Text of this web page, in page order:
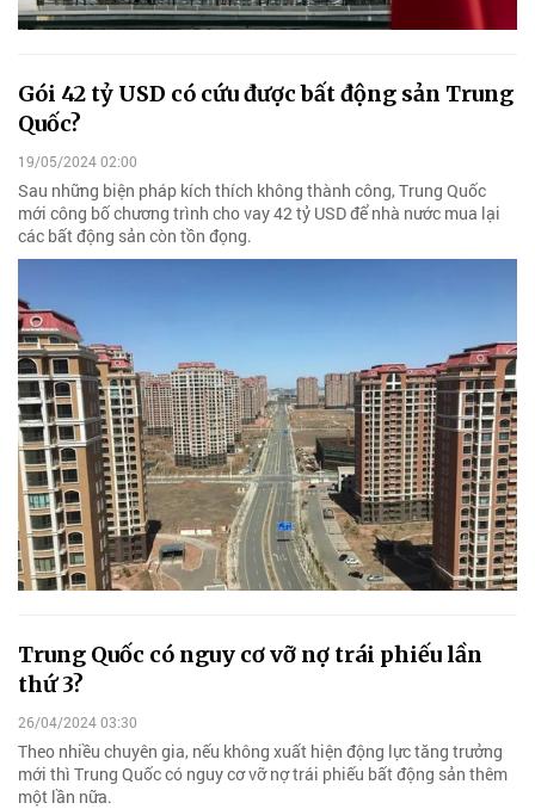
Gói 42 tỷ USD có cứu được bất động sản Trung
Quốc?
19/05/2024 02:00
Sau những biện pháp kích thích không thành công, Trung Quốc
mới công bố chương trình cho vay 42 tỷ USD để nhà nước mua lại
các bất động sản còn tồn đọng.
Trung Quốc có nguy cơ vỡ nợ trái phiếu lần
thứ 3?
26/04/2024 03:30
Theo nhiều chuyên gia, nếu không xuất hiện động lực tăng trưởng
mới thì Trung Quốc có nguy cơ vỡ nợ trái phiếu bất động sản thêm
một lần nữa.